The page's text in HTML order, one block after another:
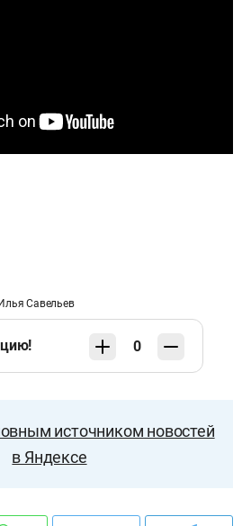
Илья Савельев
0
источником новостей
в Яндексе